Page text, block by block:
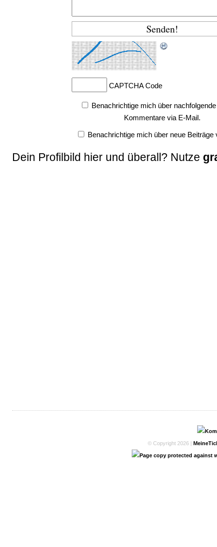
CAPTCHA Code
Benachrichtige mich über nachfolgende
Kommentare via E-Mail.
Benachrichtige mich über neue Beiträge
Dein Profilbild hier und überall? Nutze
© Copyright 2026 |